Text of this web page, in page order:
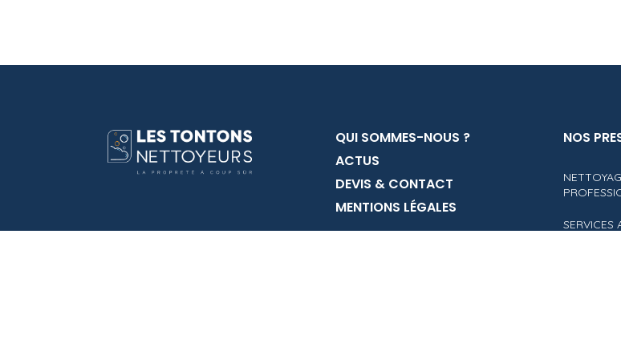
QUI SOMMES-NOUS ?
ACTUS
DEVIS & CONTACT
MENTIONS LÉGALES
NOS
SERVICES